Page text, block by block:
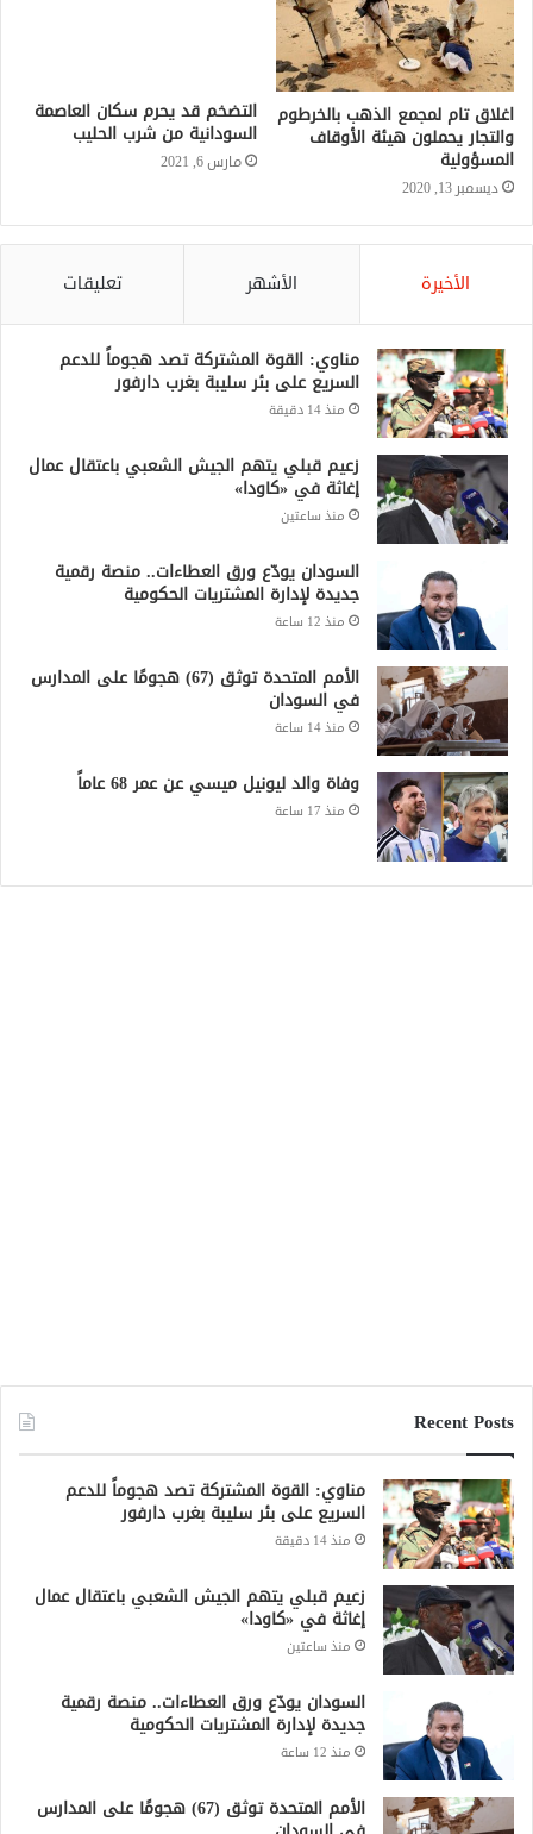
اغلاق تام لمجمع الذهب بالخرطوم
والتجار يحملون هيئة الأوقاف
المسؤولية
ديسمبر 13, 2020
التضخم قد يحرم سكان العاصمة
السودانية من شرب الحليب
مارس 6, 2021
الأخيرة الأشهر تعليقات
مناوي: القوة المشتركة تصد هجوماً للدعم
السريع على بئر سليبة بغرب دارفور
منذ 14 دقيقة
زعيم قبلي يتهم الجيش الشعبي باعتقال عمال
إغاثة في «كاودا»
منذ ساعتين
السودان يودّع ورق العطاءات.. منصة رقمية
جديدة لإدارة المشتريات الحكومية
منذ 12 ساعة
الأمم المتحدة توثق (67) هجومًا على المدارس
في السودان
منذ 14 ساعة
وفاة والد ليونيل ميسي عن عمر 68 عاماً
منذ 17 ساعة
Recent Posts
مناوي: القوة المشتركة تصد هجوماً للدعم
السريع على بئر سليبة بغرب دارفور
منذ 14 دقيقة
زعيم قبلي يتهم الجيش الشعبي باعتقال عمال
إغاثة في «كاودا»
منذ ساعتين
السودان يودّع ورق العطاءات.. منصة رقمية
جديدة لإدارة المشتريات الحكومية
منذ 12 ساعة
الأمم المتحدة توثق (67) هجومًا على المدارس